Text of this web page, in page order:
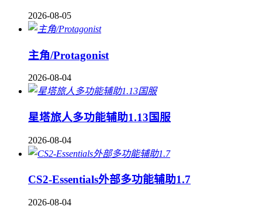
2026-08-05
主角/Protagonist
2026-08-04
星塔旅人多功能辅助1.13国服
2026-08-04
CS2-Essentials外部多功能辅助1.7
2026-08-04